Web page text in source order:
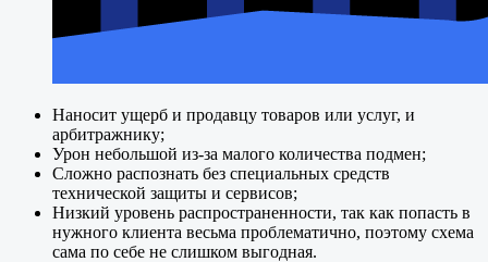
Наносит ущерб и продавцу товаров или услуг, и
арбитражнику;
Урон небольшой из-за малого количества подмен;
Сложно распознать без специальных средств
технической защиты и сервисов;
Низкий уровень распространенности, так как попасть в
нужного клиента весьма проблематично, поэтому схема
сама по себе не слишком выгодная.